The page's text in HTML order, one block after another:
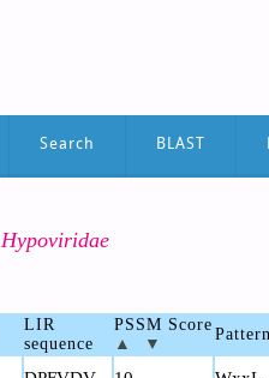
Search BLAST
Hypoviridae
LIR
sequence
PSSM Score
▲
▼